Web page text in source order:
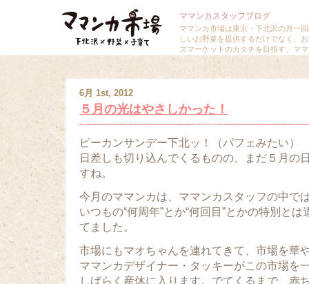
ママンカスタッフブログ
ママンカ市場は東京・下北沢の月一
しいお野菜を提供するだけでなく、
ズマーケットのカタチを目指す、マ
6月 1st, 2012
５月の光はやさしかった！
ピーカンサンデー下北ッ！（パフェみたい）
日差しも切り込んでくるものの、まだ５月の
すね。
今月のママンカは、ママンカスタッフの中で
いつもの“何周年”とか“何回目”とかの特別と
てました。
市場にもマオちゃんを連れてきて、市場を華
ママンカデザイナー・タッキーがこの市場を
しばらく産休に入ります。でてくるまで、赤